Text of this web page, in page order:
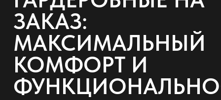
ЗАКАЗ:
МАКСИМАЛЬНЫЙ
КОМФОРТ И